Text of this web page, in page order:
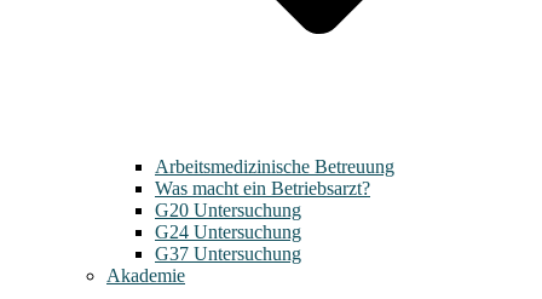
Arbeitsmedizinische Betreuung
Was macht ein Betriebsarzt?
G20 Untersuchung
G24 Untersuchung
G37 Untersuchung
Akademie